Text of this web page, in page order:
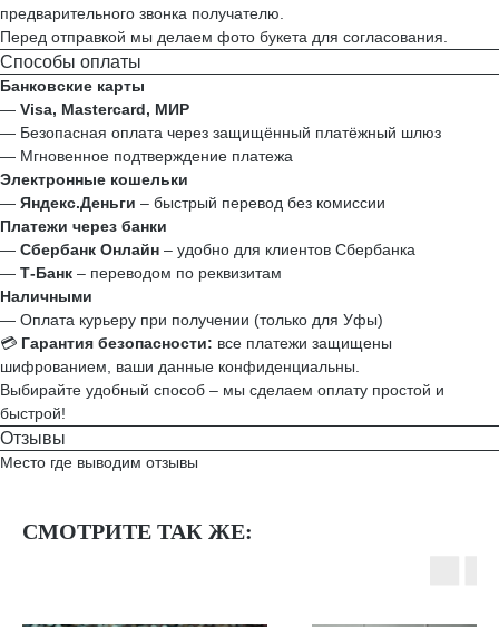
предварительного звонка получателю.
Перед отправкой мы делаем фото букета для согласования.
Способы оплаты
Банковские карты
— Visa, Mastercard, МИР
— Безопасная оплата через защищённый платёжный шлюз
— Мгновенное подтверждение платежа
Электронные кошельки
— Яндекс.Деньги – быстрый перевод без комиссии
Платежи через банки
— Сбербанк Онлайн – удобно для клиентов Сбербанка
— Т‑Банк – переводом по реквизитам
Наличными
— Оплата курьеру при получении (только для Уфы)
💳 Гарантия безопасности: все платежи защищены
шифрованием, ваши данные конфиденциальны.
Выбирайте удобный способ – мы сделаем оплату простой и
быстрой!
Отзывы
Место где выводим отзывы
СМОТРИТЕ ТАК ЖЕ: